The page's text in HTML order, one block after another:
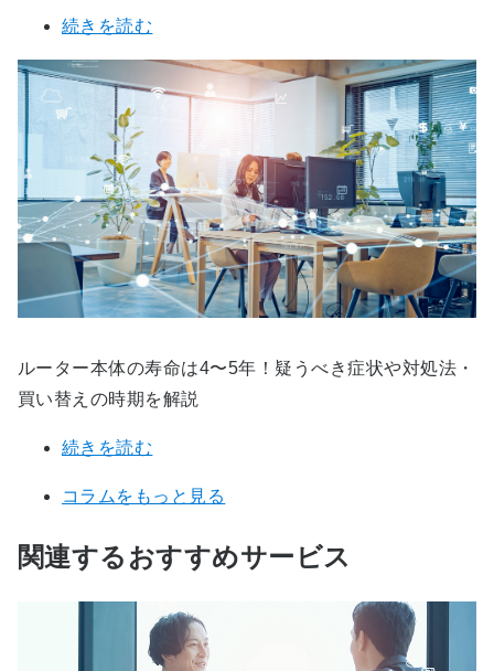
続きを読む
ルーター本体の寿命は4〜5年！疑うべき症状や対処法・
買い替えの時期を解説
続きを読む
コラムをもっと見る
関連するおすすめサービス